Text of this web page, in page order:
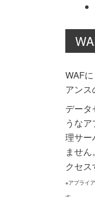
WAF
アンス
デー
うな
理サー
ませ
クセ
※アプライ